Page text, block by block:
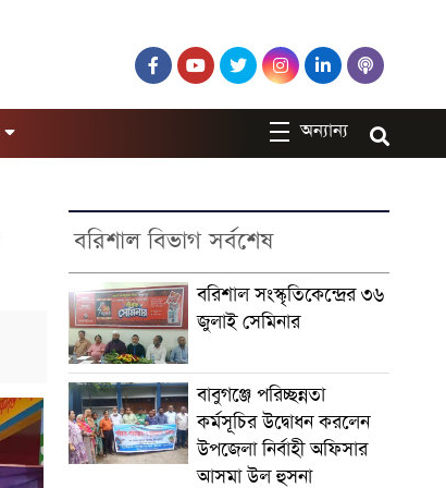
অন্যান্য
বরিশাল বিভাগ সর্বশেষ
বরিশাল সংস্কৃতিকেন্দ্রের ৩৬
জুলাই সেমিনার
বাবুগঞ্জে পরিচ্ছন্নতা
কর্মসূচির উদ্বোধন করলেন
উপজেলা নির্বাহী অফিসার
আসমা উল হুসনা